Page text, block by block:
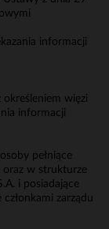
informacji
więzi
informacji
pełniące
oraz w strukturze
i posiadające
zarządu